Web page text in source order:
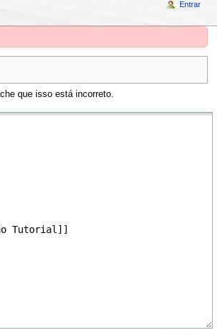
que isso está incorreto.
Entrar